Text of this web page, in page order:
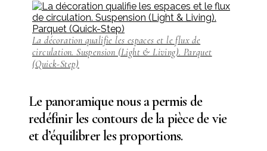
La décoration qualifie les espaces et le flux de
circulation. Suspension (Light & Living). Parquet
(Quick-Step)
Le panoramique nous a permis de
redéfinir les contours de la pièce de vie
et d’équilibrer les proportions.